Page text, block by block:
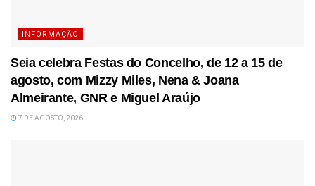
INFORMAÇÃO
Seia celebra Festas do Concelho, de 12 a 15 de
agosto, com Mizzy Miles, Nena & Joana
Almeirante, GNR e Miguel Araújo
7 DE AGOSTO, 2026